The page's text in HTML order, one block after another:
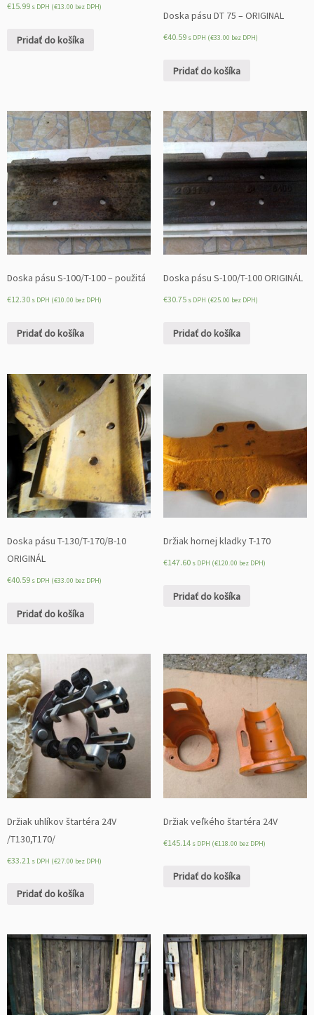
€15.99 s DPH (€13.00 bez DPH)
Pridať do košíka
Doska pásu DT 75 – ORIGINAL
€40.59 s DPH (€33.00 bez DPH)
Pridať do košíka
Doska pásu S-100/T-100 – použitá
€12.30 s DPH (€10.00 bez DPH)
Pridať do košíka
Doska pásu S-100/T-100 ORIGINÁL
€30.75 s DPH (€25.00 bez DPH)
Pridať do košíka
Doska pásu T-130/T-170/B-10
ORIGINÁL
€40.59 s DPH (€33.00 bez DPH)
Pridať do košíka
Držiak hornej kladky T-170
€147.60 s DPH (€120.00 bez DPH)
Pridať do košíka
Držiak uhlíkov štartéra 24V
/T130,T170/
€33.21 s DPH (€27.00 bez DPH)
Pridať do košíka
Držiak veľkého štartéra 24V
€145.14 s DPH (€118.00 bez DPH)
Pridať do košíka